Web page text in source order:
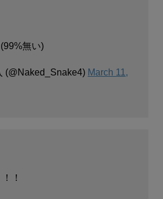
無い)
(@Naked_Snake4) March 11,
！